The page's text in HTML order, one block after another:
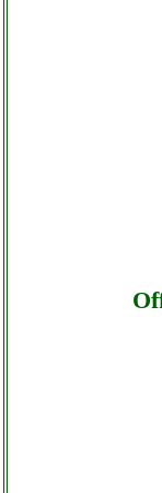
Grafoplast